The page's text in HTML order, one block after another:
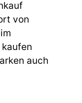
von
auch